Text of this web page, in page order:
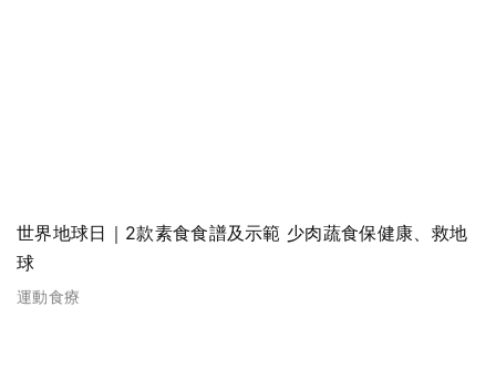
世界地球日｜2款素食食譜及示範 少肉蔬食保健康、救地
球
運動食療